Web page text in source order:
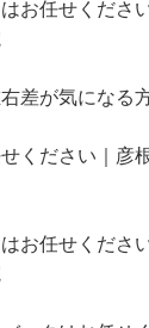
お任せくださ
差が気になる
ください｜彦
お任せくださ